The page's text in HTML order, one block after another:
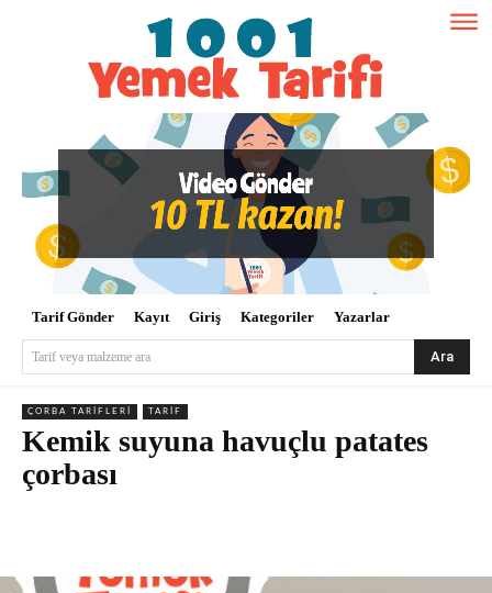
Tarif Gönder Kayıt Giriş Kategoriler Yazarlar
Tarif veya malzeme ara Ara
ÇORBA TARIFLERI TARIF
Kemik suyuna havuçlu patates
çorbası